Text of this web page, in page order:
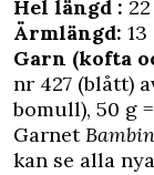
Hel längd :
Ärmlängd: 13
Garn (kofta
nr 427 (blått)
bomull), 50 g
Garnet
kan se alla